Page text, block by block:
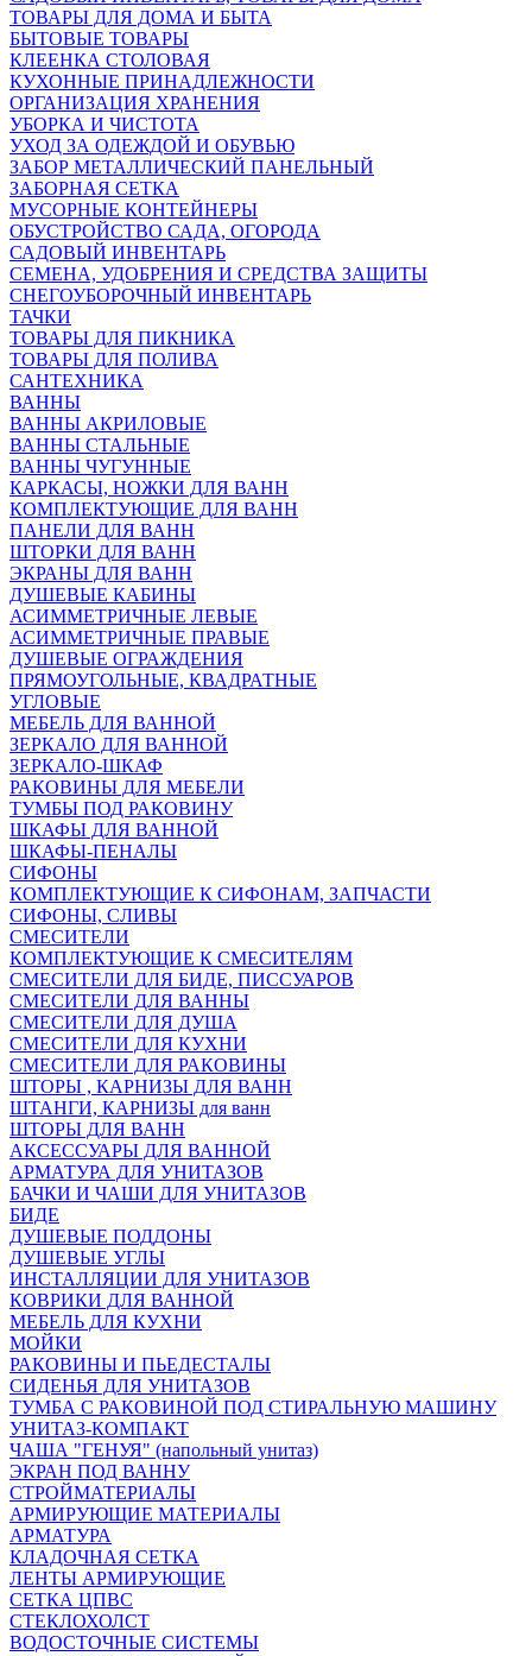
ТОВАРЫ ДЛЯ ДОМА И БЫТА
БЫТОВЫЕ ТОВАРЫ
КЛЕЕНКА СТОЛОВАЯ
КУХОННЫЕ ПРИНАДЛЕЖНОСТИ
ОРГАНИЗАЦИЯ ХРАНЕНИЯ
УБОРКА И ЧИСТОТА
УХОД ЗА ОДЕЖДОЙ И ОБУВЬЮ
ЗАБОР МЕТАЛЛИЧЕСКИЙ ПАНЕЛЬНЫЙ
ЗАБОРНАЯ СЕТКА
МУСОРНЫЕ КОНТЕЙНЕРЫ
ОБУСТРОЙСТВО САДА, ОГОРОДА
САДОВЫЙ ИНВЕНТАРЬ
СЕМЕНА, УДОБРЕНИЯ И СРЕДСТВА ЗАЩИТЫ
СНЕГОУБОРОЧНЫЙ ИНВЕНТАРЬ
ТАЧКИ
ТОВАРЫ ДЛЯ ПИКНИКА
ТОВАРЫ ДЛЯ ПОЛИВА
САНТЕХНИКА
ВАННЫ
ВАННЫ АКРИЛОВЫЕ
ВАННЫ СТАЛЬНЫЕ
ВАННЫ ЧУГУННЫЕ
КАРКАСЫ, НОЖКИ ДЛЯ ВАНН
КОМПЛЕКТУЮЩИЕ ДЛЯ ВАНН
ПАНЕЛИ ДЛЯ ВАНН
ШТОРКИ ДЛЯ ВАНН
ЭКРАНЫ ДЛЯ ВАНН
ДУШЕВЫЕ КАБИНЫ
АСИММЕТРИЧНЫЕ ЛЕВЫЕ
АСИММЕТРИЧНЫЕ ПРАВЫЕ
ДУШЕВЫЕ ОГРАЖДЕНИЯ
ПРЯМОУГОЛЬНЫЕ, КВАДРАТНЫЕ
УГЛОВЫЕ
МЕБЕЛЬ ДЛЯ ВАННОЙ
ЗЕРКАЛО ДЛЯ ВАННОЙ
ЗЕРКАЛО-ШКАФ
РАКОВИНЫ ДЛЯ МЕБЕЛИ
ТУМБЫ ПОД РАКОВИНУ
ШКАФЫ ДЛЯ ВАННОЙ
ШКАФЫ-ПЕНАЛЫ
СИФОНЫ
КОМПЛЕКТУЮЩИЕ К СИФОНАМ, ЗАПЧАСТИ
СИФОНЫ, СЛИВЫ
СМЕСИТЕЛИ
КОМПЛЕКТУЮЩИЕ К СМЕСИТЕЛЯМ
СМЕСИТЕЛИ ДЛЯ БИДЕ, ПИССУАРОВ
СМЕСИТЕЛИ ДЛЯ ВАННЫ
СМЕСИТЕЛИ ДЛЯ ДУША
СМЕСИТЕЛИ ДЛЯ КУХНИ
СМЕСИТЕЛИ ДЛЯ РАКОВИНЫ
ШТОРЫ , КАРНИЗЫ ДЛЯ ВАНН
ШТАНГИ, КАРНИЗЫ для ванн
ШТОРЫ ДЛЯ ВАНН
АКСЕССУАРЫ ДЛЯ ВАННОЙ
АРМАТУРА ДЛЯ УНИТАЗОВ
БАЧКИ И ЧАШИ ДЛЯ УНИТАЗОВ
БИДЕ
ДУШЕВЫЕ ПОДДОНЫ
ДУШЕВЫЕ УГЛЫ
ИНСТАЛЛЯЦИИ ДЛЯ УНИТАЗОВ
КОВРИКИ ДЛЯ ВАННОЙ
МЕБЕЛЬ ДЛЯ КУХНИ
МОЙКИ
РАКОВИНЫ И ПЬЕДЕСТАЛЫ
СИДЕНЬЯ ДЛЯ УНИТАЗОВ
ТУМБА С РАКОВИНОЙ ПОД СТИРАЛЬНУЮ МАШИНУ
УНИТАЗ-КОМПАКТ
ЧАША "ГЕНУЯ" (напольный унитаз)
ЭКРАН ПОД ВАННУ
СТРОЙМАТЕРИАЛЫ
АРМИРУЮЩИЕ МАТЕРИАЛЫ
АРМАТУРА
КЛАДОЧНАЯ СЕТКА
ЛЕНТЫ АРМИРУЮЩИЕ
СЕТКА ЦПВС
СТЕКЛОХОЛСТ
ВОДОСТОЧНЫЕ СИСТЕМЫ